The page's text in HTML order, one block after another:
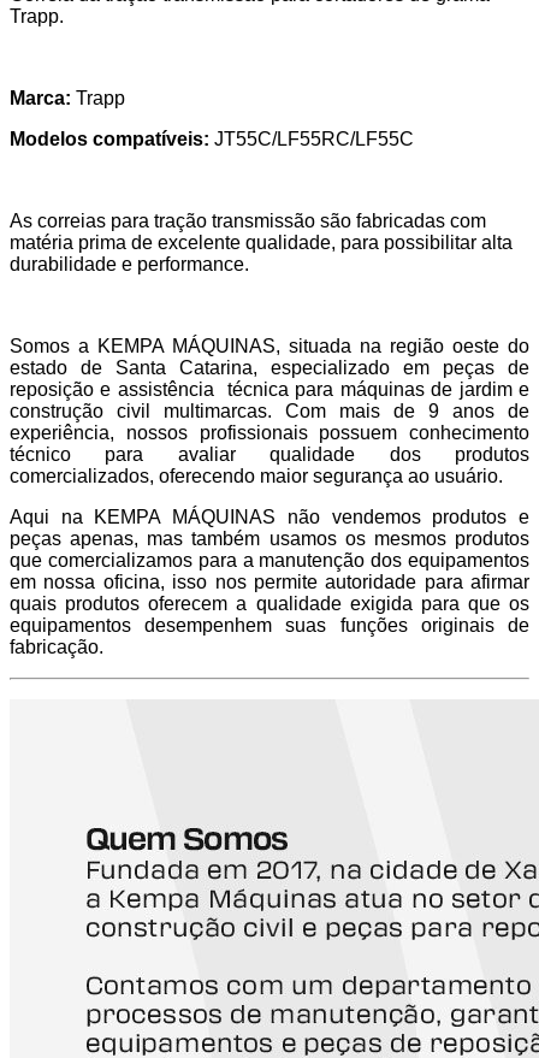
Trapp.
Marca: Trapp
Modelos compatíveis: JT55C/LF55RC/LF55C
As correias para tração transmissão são fabricadas com
matéria prima de excelente qualidade, para possibilitar alta
durabilidade e performance.
Somos a KEMPA MÁQUINAS, situada na região oeste do
estado de Santa Catarina, especializado em peças de
reposição e assistência técnica para máquinas de jardim e
construção civil multimarcas. Com mais de 9 anos de
experiência, nossos profissionais possuem conhecimento
técnico para avaliar qualidade dos produtos
comercializados, oferecendo maior segurança ao usuário.
Aqui na KEMPA MÁQUINAS não vendemos produtos e
peças apenas, mas também usamos os mesmos produtos
que comercializamos para a manutenção dos equipamentos
em nossa oficina, isso nos permite autoridade para afirmar
quais produtos oferecem a qualidade exigida para que os
equipamentos desempenhem suas funções originais de
fabricação.